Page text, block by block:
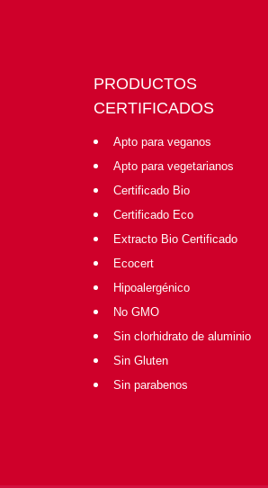
PRODUCTOS
CERTIFICADOS
Apto para veganos
Apto para vegetarianos
Certificado Bio
Certificado Eco
Extracto Bio Certificado
Ecocert
Hipoalergénico
No GMO
Sin clorhidrato de aluminio
Sin Gluten
Sin parabenos